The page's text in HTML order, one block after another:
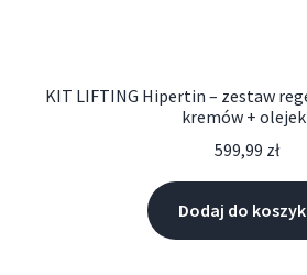
KIT LIFTING Hipertin – zestaw
kremów +
599,99 zł
Dodaj do